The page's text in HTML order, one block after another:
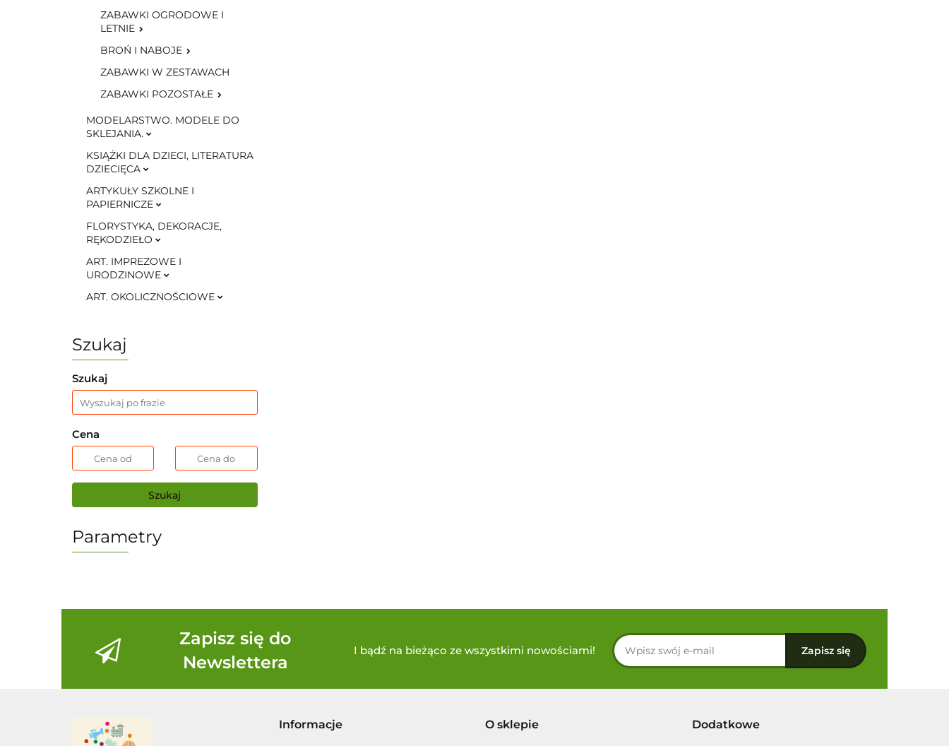
ZABAWKI OGRODOWE I
LETNIE
BROŃ I NABOJE
ZABAWKI W ZESTAWACH
ZABAWKI POZOSTAŁE
MODELARSTWO. MODELE DO
SKLEJANIA.
KSIĄŻKI DLA DZIECI, LITERATURA
DZIECIĘCA
ARTYKUŁY SZKOLNE I
PAPIERNICZE
FLORYSTYKA, DEKORACJE,
RĘKODZIEŁO
ART. IMPREZOWE I
URODZINOWE
ART. OKOLICZNOŚCIOWE
Szukaj
Szukaj
Cena
Szukaj
Parametry
Zapisz się do
Newslettera
I bądź na bieżąco ze wszystkimi nowościami!
Informacje O sklepie Dodatkowe